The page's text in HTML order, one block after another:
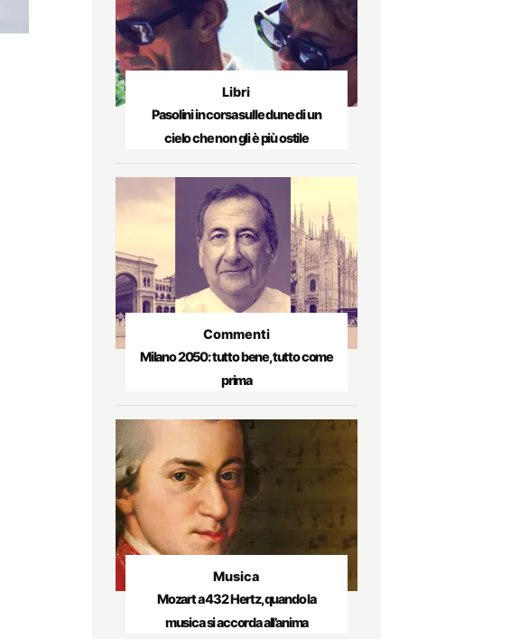
Libri
Pasolini in corsa sulle dune di un
cielo che non gli è più ostile
Commenti
Milano 2050: tutto bene, tutto come
prima
Musica
Mozart a 432 Hertz, quando la
musica si accorda all’anima